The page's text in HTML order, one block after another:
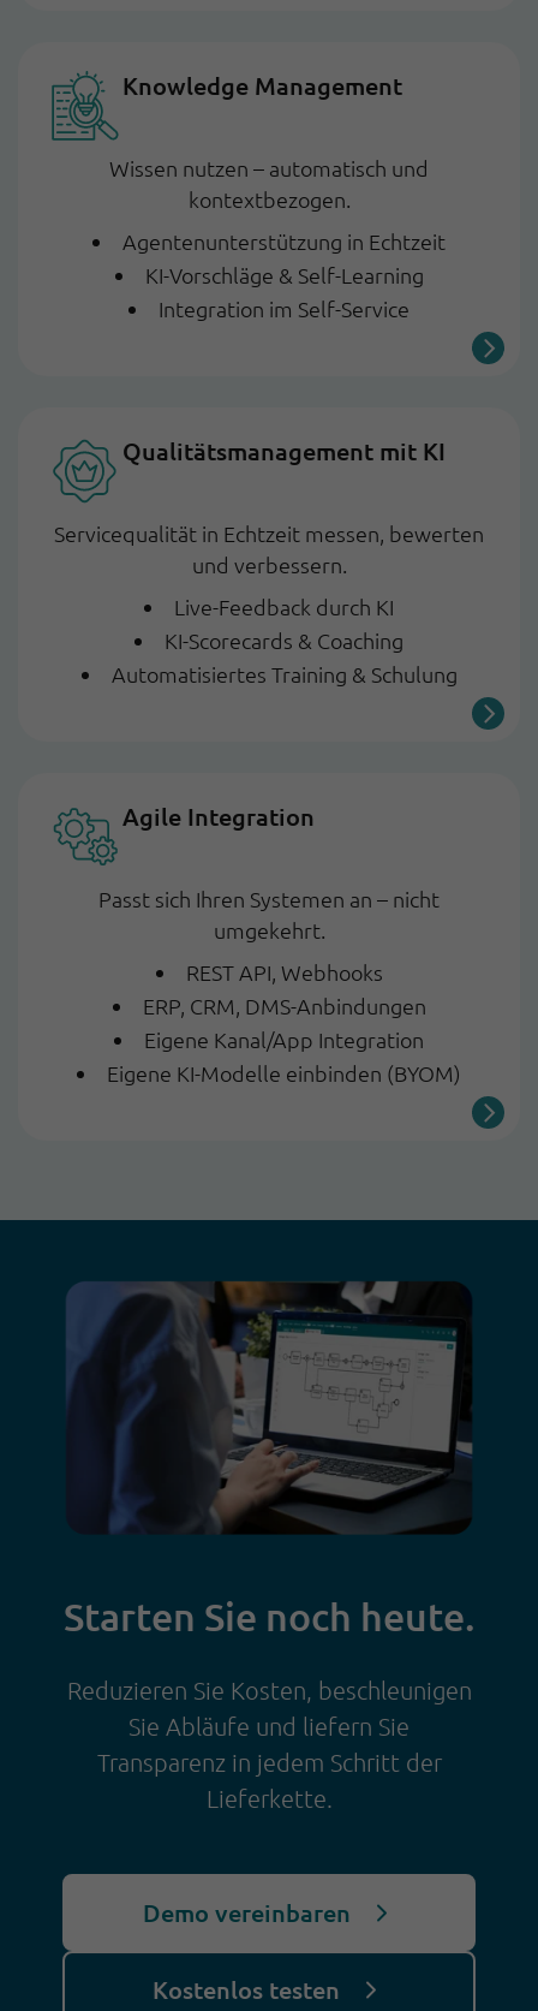
Knowledge Management
Wissen nutzen – automatisch und
kontextbezogen.
Agentenunterstützung in Echtzeit
KI-Vorschläge & Self-Learning
Integration im Self-Service
Qualitätsmanage­ment mit KI
Servicequalität in Echtzeit messen, bewerten
und verbessern.
Live-Feedback durch KI
KI-Scorecards & Coaching
Automatisiertes Training & Schulung
Agile Integration
Passt sich Ihren Systemen an – nicht
umgekehrt.
REST API, Webhooks
ERP, CRM, DMS-Anbindungen
Eigene Kanal/App Integration
Eigene KI-Modelle einbinden (BYOM)
Starten Sie noch heute.
Reduzieren Sie Kosten, beschleunigen
Sie Abläufe und liefern Sie
Transparenz in jedem Schritt der
Lieferkette.
Demo vereinbaren
Kostenlos testen